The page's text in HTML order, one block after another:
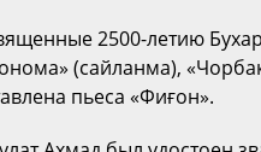
2500-летию
(сайланма),
пьеса «Фиғон».